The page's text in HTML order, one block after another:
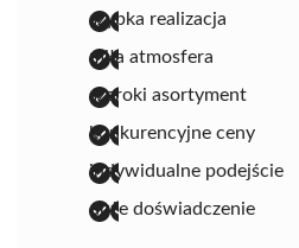
szybka realizacja
miła atmosfera
szeroki asortyment
konkurencyjne ceny
indywidualne podejście
duże doświadczenie